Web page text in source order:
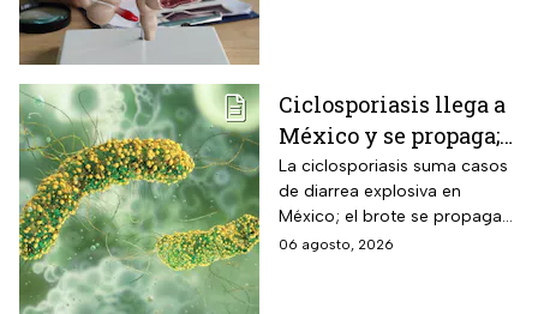
Ciclosporiasis llega a
México y se propaga;
activan protocolos
para revisar frutas y
verduras
La ciclosporiasis suma casos
de diarrea explosiva en
México; el brote se propaga
en el territorio nacional
06 agosto, 2026